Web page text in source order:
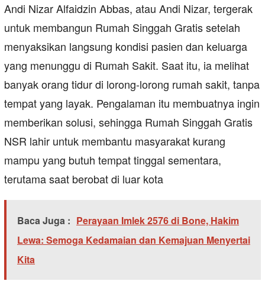
Andi Nizar Alfaidzin Abbas, atau Andi Nizar, tergerak
untuk membangun Rumah Singgah Gratis setelah
menyaksikan langsung kondisi pasien dan keluarga
yang menunggu di Rumah Sakit. Saat itu, ia melihat
banyak orang tidur di lorong-lorong rumah sakit, tanpa
tempat yang layak. Pengalaman itu membuatnya ingin
memberikan solusi, sehingga Rumah Singgah Gratis
NSR lahir untuk membantu masyarakat kurang
mampu yang butuh tempat tinggal sementara,
terutama saat berobat di luar kota
Baca Juga : Perayaan Imlek 2576 di Bone, Hakim
Lewa: Semoga Kedamaian dan Kemajuan Menyertai
Kita